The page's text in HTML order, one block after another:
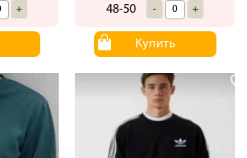
+ 48-50 - +
Купить